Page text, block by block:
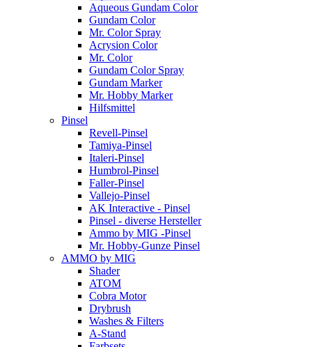
Aqueous Gundam Color
Gundam Color
Mr. Color Spray
Acrysion Color
Mr. Color
Gundam Color Spray
Gundam Marker
Mr. Hobby Marker
Hilfsmittel
Pinsel
Revell-Pinsel
Tamiya-Pinsel
Italeri-Pinsel
Humbrol-Pinsel
Faller-Pinsel
Vallejo-Pinsel
AK Interactive - Pinsel
Pinsel - diverse Hersteller
Ammo by MIG -Pinsel
Mr. Hobby-Gunze Pinsel
AMMO by MIG
Shader
ATOM
Cobra Motor
Drybrush
Washes & Filters
A-Stand